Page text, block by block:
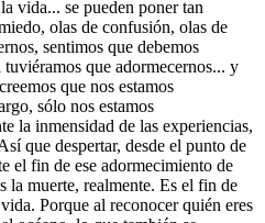
vida... se pueden poner tan
olas de confusión, olas de
sentimos que debemos
que adormecernos... y
que nos estamos
sólo nos estamos
la inmensidad de las experiencias,
que despertar, desde el punto de
el fin de ese adormecimiento de
la muerte, realmente. Es el fin de
Porque al reconocer quién eres